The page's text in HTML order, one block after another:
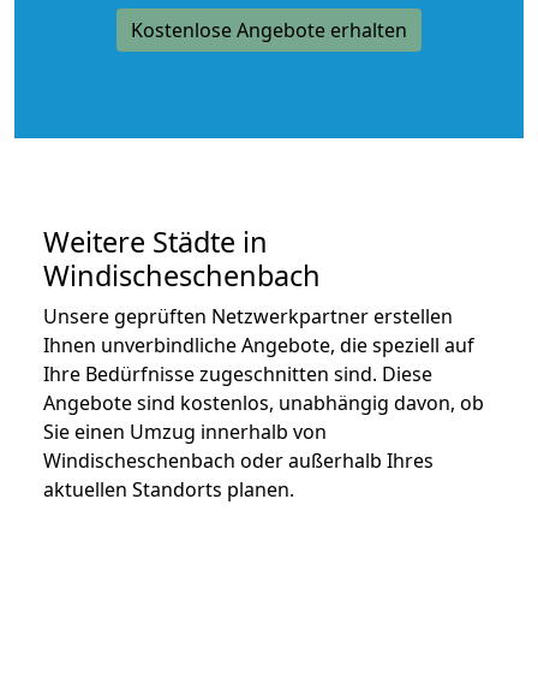
Kostenlose Angebote erhalten
Weitere Städte in
Windischeschenbach
Unsere geprüften Netzwerkpartner erstellen
Ihnen unverbindliche Angebote, die speziell auf
Ihre Bedürfnisse zugeschnitten sind. Diese
Angebote sind kostenlos, unabhängig davon, ob
Sie einen Umzug innerhalb von
Windischeschenbach oder außerhalb Ihres
aktuellen Standorts planen.